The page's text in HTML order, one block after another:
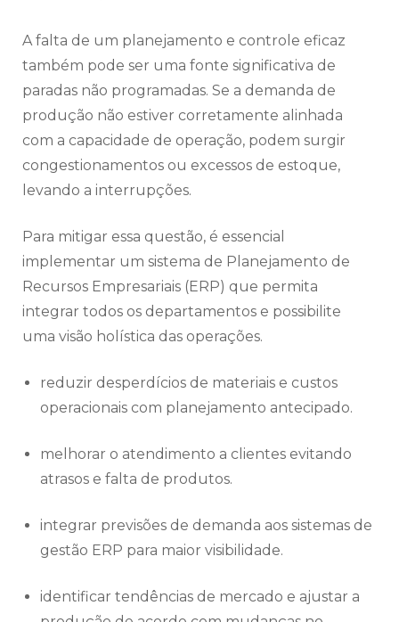
A falta de um planejamento e controle eficaz
também pode ser uma fonte significativa de
paradas não programadas. Se a demanda de
produção não estiver corretamente alinhada
com a capacidade de operação, podem surgir
congestionamentos ou excessos de estoque,
levando a interrupções.
Para mitigar essa questão, é essencial
implementar um sistema de Planejamento de
Recursos Empresariais (ERP) que permita
integrar todos os departamentos e possibilite
uma visão holística das operações.
reduzir desperdícios de materiais e custos
operacionais com planejamento antecipado.
melhorar o atendimento a clientes evitando
atrasos e falta de produtos.
integrar previsões de demanda aos sistemas de
gestão ERP para maior visibilidade.
identificar tendências de mercado e ajustar a